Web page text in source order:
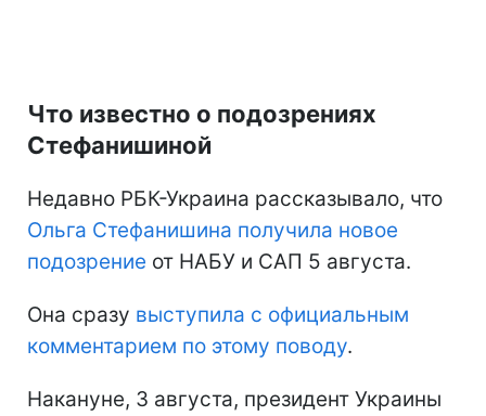
Что известно о подозрениях
Стефанишиной
Недавно РБК-Украина рассказывало, что
Ольга Стефанишина получила новое
подозрение от НАБУ и САП 5 августа.
Она сразу выступила с официальным
комментарием по этому поводу.
Накануне, 3 августа, президент Украины